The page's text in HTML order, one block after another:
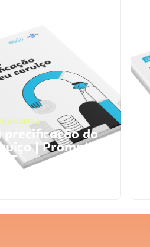
precificação do
| Prompts